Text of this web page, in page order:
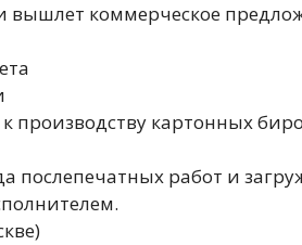
вышлет коммерческое
производству картонных
послепечатных работ и